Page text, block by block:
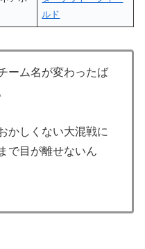
ルド
ーム名が変わったば
かしくない大混戦に
で目が離せないん